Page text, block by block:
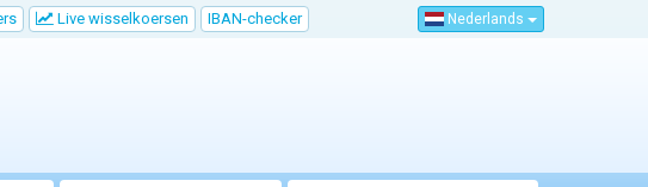
Live wisselkoersen IBAN-checker Nederlands